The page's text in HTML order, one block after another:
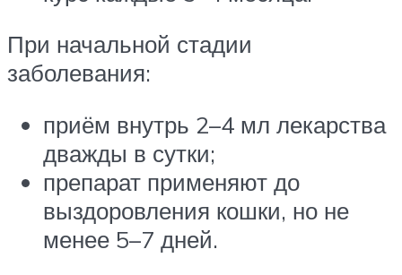
При начальной стадии
заболевания:
приём внутрь 2–4 мл лекарства
дважды в сутки;
препарат применяют до
выздоровления кошки, но не
менее 5–7 дней.